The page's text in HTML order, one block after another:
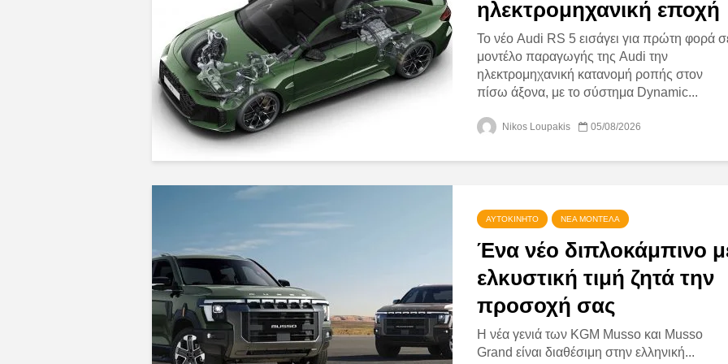
ηλεκτρομηχανική εποχή
Το νέο Audi RS 5 εισάγει για πρώτη φορά
μοντέλο παραγωγής της Audi την
ηλεκτρομηχανική κατανομή ροπής στον
πίσω άξονα, με το σύστημα Dynamic...
Nikos Loupakis 05/08/2026
ΑΥΤΟΚΊΝΗΤΟ ΝΈΑ ΜΟΝΤΈΛΑ
Ένα νέο διπλοκάμπινο
ελκυστική τιμή ζητά την
προσοχή σας
Η νέα γενιά των KGM Musso και Musso
Grand είναι διαθέσιμη στην ελληνική...